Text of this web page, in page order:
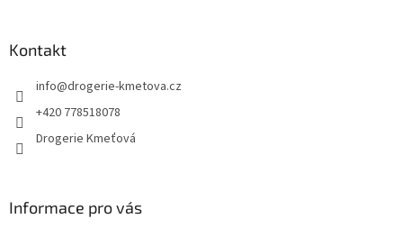
Kontakt
info@drogerie-kmetova.cz
+420 778518078
Drogerie Kmeťová
Informace pro vás